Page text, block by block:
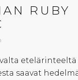
RUBY
etelärinteeltä
saavat